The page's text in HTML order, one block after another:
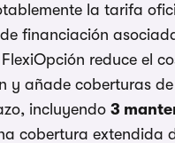
la tarifa
financiación
reduce el
y añade coberturas
incluyendo 3
cobertura extendida